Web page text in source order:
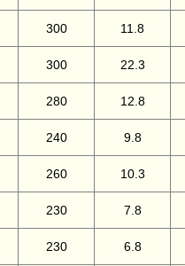
300 11.8
300 22.3
280 12.8
240 9.8
260 10.3
230 7.8
230 6.8